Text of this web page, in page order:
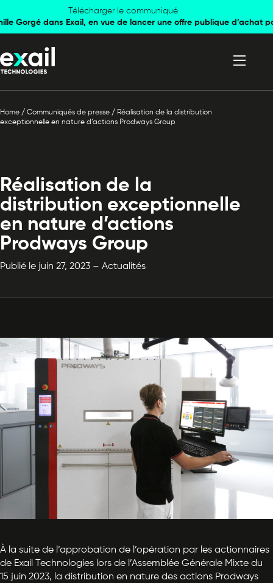
navigation
content
Télécharger le communiqué
Gorgé dans Exail, en vue de lancer une offre publique d’achat
Home / Communiqués de presse / Réalisation de la distribution
exceptionnelle en nature d’actions Prodways Group
Réalisation de la
distribution exceptionnelle
en nature d’actions
Prodways Group
Publié le juin 27, 2023 – Actualités
À la suite de l’approbation de l’opération par les actionnaires
de Exail Technologies lors de l’Assemblée Générale Mixte du
15 juin 2023, la distribution en nature des actions Prodways